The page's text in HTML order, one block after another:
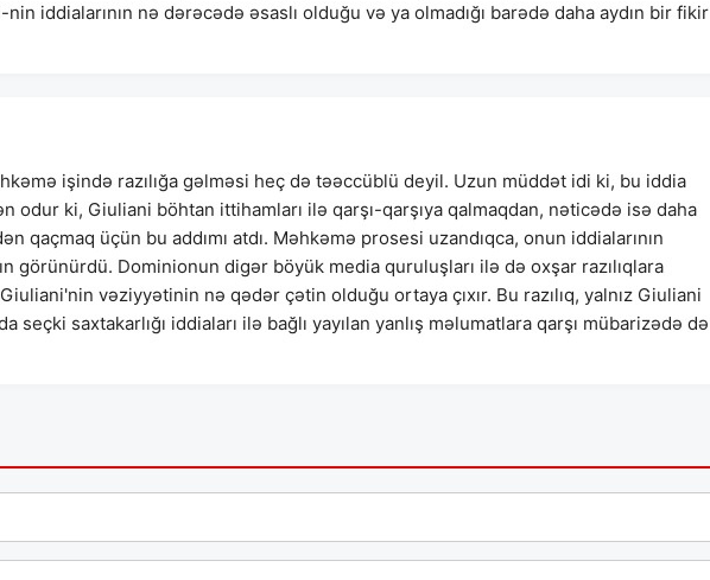
nin iddialarının nə dərəcədə əsaslı olduğu və ya olmadığı barədə daha aydın bir fikir
işində razılığa gəlməsi heç də təəccüblü deyil. Uzun müddət idi ki, bu iddia
odur ki, Giuliani böhtan ittihamları ilə qarşı-qarşıya qalmaqdan, nəticədə isə daha
qaçmaq üçün bu addımı atdı. Məhkəmə prosesi uzandıqca, onun iddialarının
görünürdü. Dominionun digər böyük media quruluşları ilə də oxşar razılıqlara
vəziyyətinin nə qədər çətin olduğu ortaya çıxır. Bu razılıq, yalnız Giuliani
seçki saxtakarlığı iddiaları ilə bağlı yayılan yanlış məlumatlara qarşı mübarizədə də